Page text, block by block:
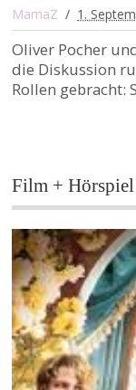
MamaZ 1.
Oliver Pocher
die Diskussion
Rollen gebracht:
Film + Hörspiel